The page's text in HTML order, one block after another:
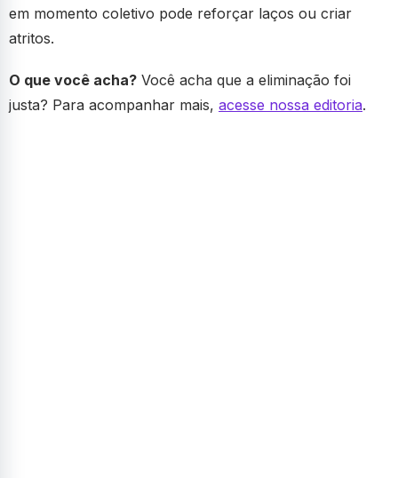
em momento coletivo pode reforçar laços ou criar
atritos.
O que você acha? Você acha que a eliminação foi
justa? Para acompanhar mais, acesse nossa editoria.